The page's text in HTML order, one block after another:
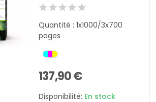
Quantité : 1x1000/3x700
pages
137,90 €
Disponibilité: En stock